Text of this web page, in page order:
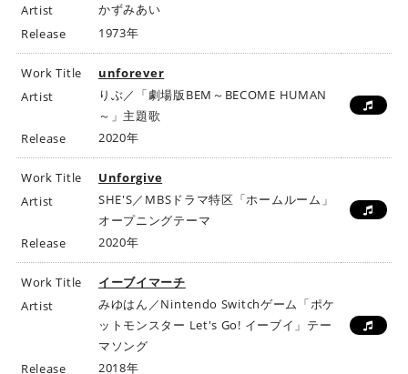
Artist
かずみあい
Release
1973年
Work Title
unforever
Artist
りぶ／「劇場版BEM～BECOME HUMAN
～」主題歌
Release
2020年
Work Title
Unforgive
Artist
SHE'S／MBSドラマ特区「ホームルーム」
オープニングテーマ
Release
2020年
Work Title
イーブイマーチ
Artist
みゆはん／Nintendo Switchゲーム「ポケ
ットモンスター Let's Go! イーブイ」テー
マソング
Release
2018年